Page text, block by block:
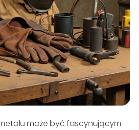
może być fascynującym